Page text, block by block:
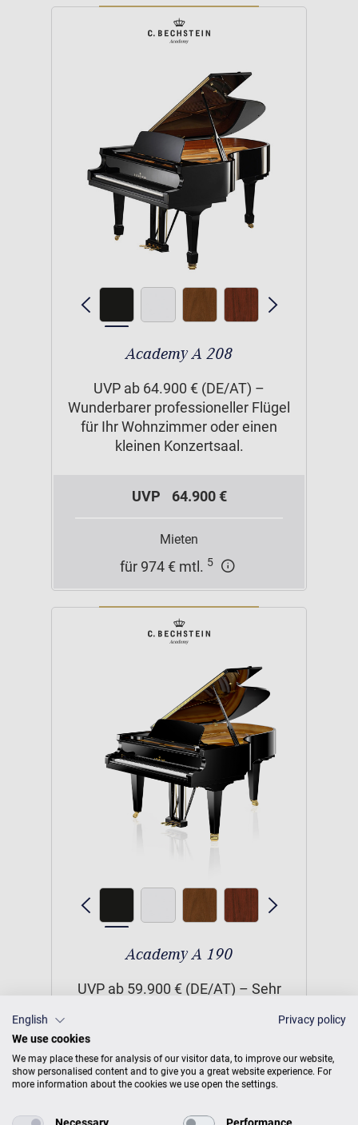
Academy A 208
UVP ab 64.900 € (DE/AT) –
Wunderbarer professioneller Flügel
für Ihr Wohnzimmer oder einen
kleinen Konzertsaal.
UVP 64.900 €
Mieten
für 974 € mtl. 5
Academy A 190
UVP ab 59.900 € (DE/AT) – Sehr
Angenehmer Anschlag. Verführt
English
Privacy policy
We use cookies
We may place these for analysis of our visitor data, to improve our website,
show personalised content and to give you a great website experience. For
more information about the cookies we use open the settings.